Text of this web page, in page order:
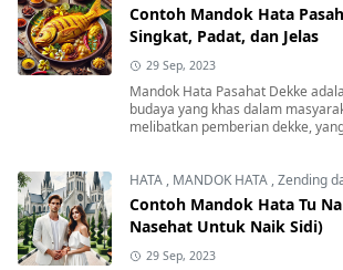
Contoh Mandok Hata
Singkat, Padat, dan Jelas
29 Sep, 2023
Mandok Hata Pasahat Dekke
budaya yang khas dalam
melibatkan pemberian dekke,
HATA , MANDOK HATA ,Zending
Contoh Mandok Hata Tu
Nasehat Untuk Naik Sidi)
29 Sep, 2023